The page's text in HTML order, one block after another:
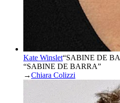
Kate Winslet“SABINE DE
“SABINE DE BARRA”
→Chiara Colizzi